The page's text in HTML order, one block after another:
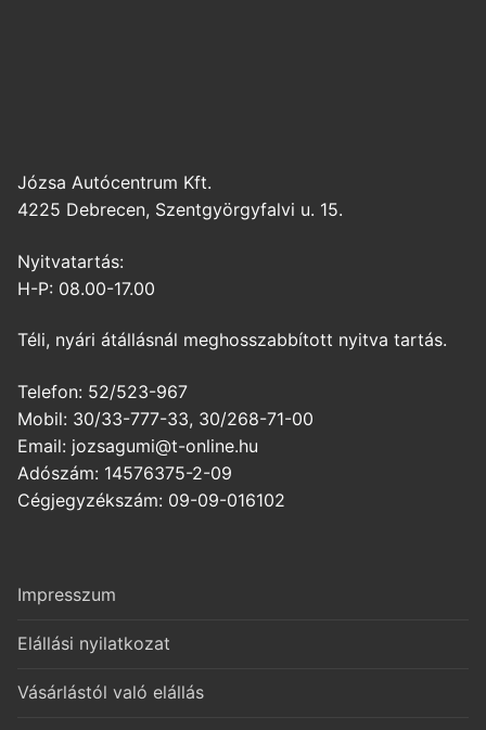
Józsa Autócentrum Kft.
4225 Debrecen, Szentgyörgyfalvi u. 15.
Nyitvatartás:
H-P: 08.00-17.00
Téli, nyári átállásnál meghosszabbított nyitva tartás.
Telefon: 52/523-967
Mobil: 30/33-777-33, 30/268-71-00
Email: jozsagumi@t-online.hu
Adószám: 14576375-2-09
Cégjegyzékszám: 09-09-016102
Impresszum
Elállási nyilatkozat
Vásárlástól való elállás